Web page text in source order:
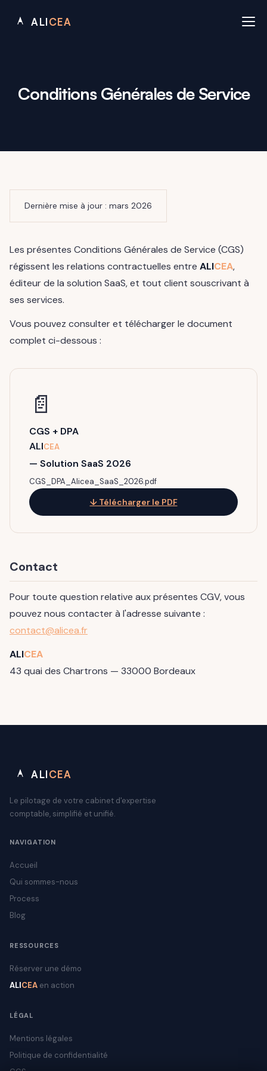
ALICEA
Conditions Générales de Service
Dernière mise à jour : mars 2026
Les présentes Conditions Générales de Service (CGS)
régissent les relations contractuelles entre ALICEA,
éditeur de la solution SaaS, et tout client souscrivant à
ses services.
Vous pouvez consulter et télécharger le document
complet ci-dessous :
📄
CGS + DPA
ALICEA
— Solution SaaS 2026
CGS_DPA_Alicea_SaaS_2026.pdf
↓ Télécharger le PDF
Contact
Pour toute question relative aux présentes CGV, vous
pouvez nous contacter à l'adresse suivante :
contact@alicea.fr
ALICEA
43 quai des Chartrons — 33000 Bordeaux
ALICEA
Le pilotage de votre cabinet d'expertise
comptable, simplifié et unifié.
NAVIGATION
Accueil
Qui sommes-nous
Process
Blog
RESSOURCES
Réserver une démo
ALICEA en action
LÉGAL
Mentions légales
Politique de confidentialité